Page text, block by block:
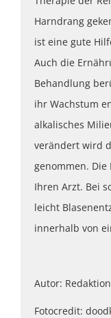
Harndrang
ist eine gute
Auch die
Behandlung
ihr Wachstum
alkalisches
verändert wird
genommen.
Ihren Arzt. Bei
leicht
innerhalb von
Autor:
Fotocredit: